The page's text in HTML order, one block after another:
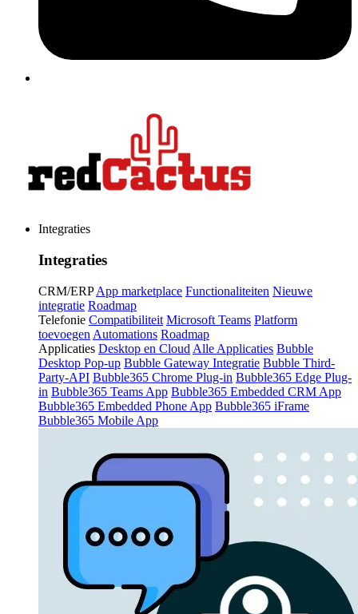
Integraties
Integraties
CRM/ERP App marketplace Functionaliteiten Nieuwe
integratie Roadmap
Telefonie Compatibiliteit Microsoft Teams Platform
toevoegen Automations Roadmap
Applicaties Desktop en Cloud Alle Applicaties Bubble
Desktop Pop-up Bubble Gateway Integratie Bubble Third-
Party-API Bubble365 Chrome Plug-in Bubble365 Edge Plug-
in Bubble365 Teams App Bubble365 Embedded CRM App
Bubble365 Embedded Phone App Bubble365 iFrame
Bubble365 Mobile App